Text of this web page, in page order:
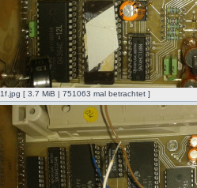
1f.jpg [ 3.7 MiB | 751063 mal betrachtet ]